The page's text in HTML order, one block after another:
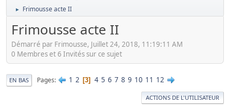
► Frimousse acte II
Frimousse acte II
Démarré par Frimousse, Juillet 24, 2018, 11:19:11 AM
0 Membres et 6 Invités sur ce sujet
EN BAS Pages 1 2 3 4 5 6 7 8 9 10 11 12
ACTIONS DE L'UTILISATEUR